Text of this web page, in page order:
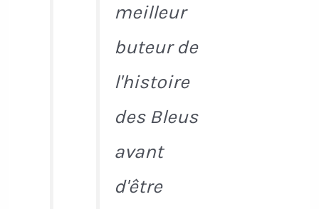
meilleur
buteur de
l'histoire
des Bleus
avant
d'être